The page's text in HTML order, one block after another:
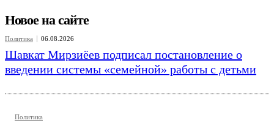
Новое на сайте
Политика 06.08.2026
Шавкат Мирзиёев подписал постановление о
введении системы «семейной» работы с детьми
Политика